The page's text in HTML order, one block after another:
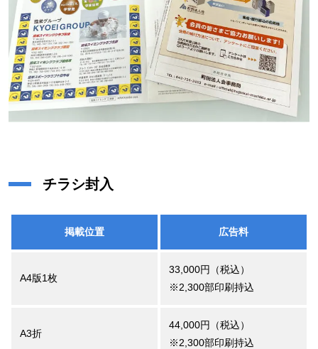
チラシ封入
掲載位置 広告料
A4版1枚
33,000円（税込）
※2,300部印刷持込
A3折
44,000円（税込）
※2,300部印刷持込